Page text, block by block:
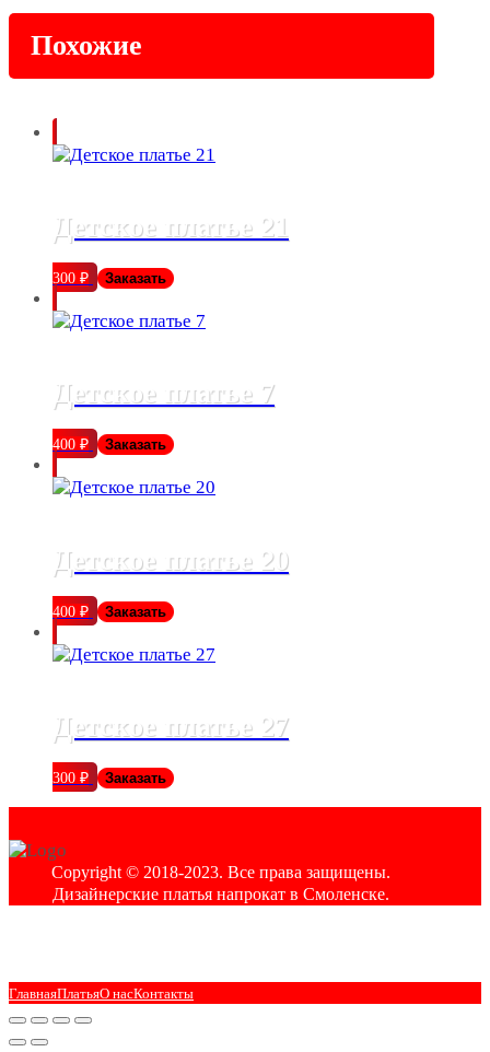
Похожие
Детское платье 21
300 ₽ Заказать
Детское платье 7
400 ₽ Заказать
Детское платье 20
400 ₽ Заказать
Детское платье 27
300 ₽ Заказать
Copyright © 2018-2023. Все права защищены.
Дизайнерские платья напрокат в Смоленске.
ГлавнаяПлатьяО насКонтакты